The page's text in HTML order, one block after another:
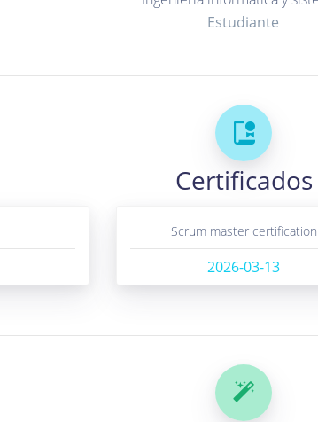
Estudiante
Certificados
scrum master certification
2026-03-13